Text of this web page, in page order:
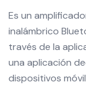
Es un
inalámbrico
través de la
una aplicación
dispositivos